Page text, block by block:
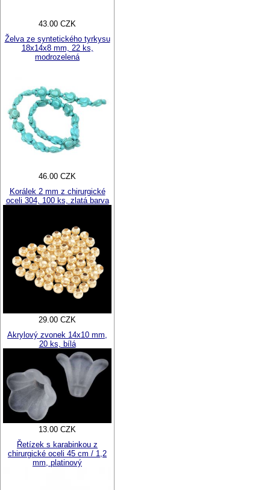
43.00 CZK
Želva ze syntetického tyrkysu
18x14x8 mm, 22 ks,
modrozelená
46.00 CZK
Korálek 2 mm z chirurgické
oceli 304, 100 ks, zlatá barva
29.00 CZK
Akrylový zvonek 14x10 mm,
20 ks, bílá
13.00 CZK
Řetízek s karabinkou z
chirurgické oceli 45 cm / 1,2
mm, platinový